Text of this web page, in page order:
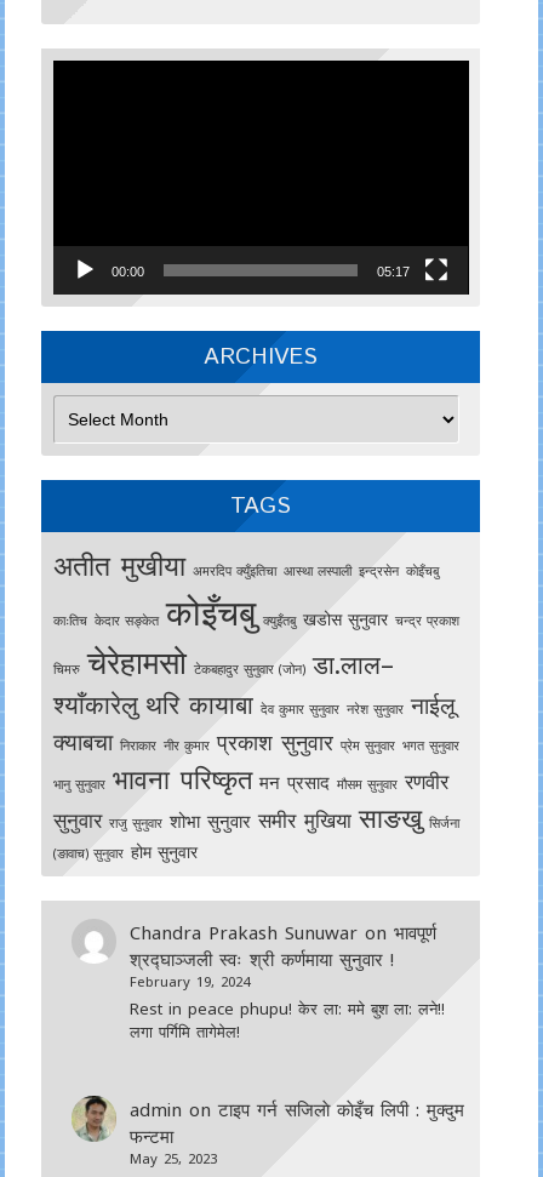
00:00 05:17
ARCHIVES
TAGS
अतीत मुखीया अमरदिप क्युँइतिचा आस्था लस्पाली इन्द्रसेन काेइँचबु
काःतिच केदार सङ्केत कोइँचबु क्युइँतबु खडोस सुनुवार चन्द्र प्रकाश
चिमरु चेरेहामसो टेकबहादुर सुनुवार (जोन) डा.लाल–
श्याँकारेलु थरि कायाबा देव कुमार सुनुवार नरेश सुनुवार नाईलू
क्याबचा निराकार नीर कुमार प्रकाश सुनुवार प्रेम सुनुवार भगत सुनुवार
भानु सुनुवार भावना परिष्कृत मन प्रसाद मौसम सुनुवार रणवीर
सुनुवार राजु सुनुवार शोभा सुनुवार समीर मुखिया साङखु सिर्जना
(ङावाच) सुनुवार होम सुनुवार
Chandra Prakash Sunuwar onभावपूर्ण
श्रद्घाञ्जली स्वः श्री कर्णमाया सुनुवार !
February 19, 2024
Rest in peace phupu! केर ला: ममे बुश ला: लने!!
लगा पर्गिमि तागेमेल!
admin onटाइप गर्न सजिलाे काेइँच लिपी : मुक्दुम
फन्टमा
May 25, 2023